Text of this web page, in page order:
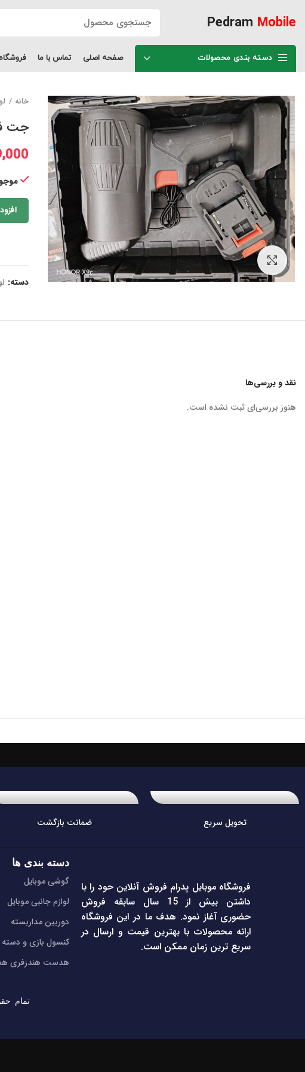
Pedram Mobile
دسته بندی محصولات صفحه اصلی تماس با ما فروشگاه
برای بزرگنمایی کلیک کنید
خانه
جت فن شارژی
دسته:
نقد و بررسی‌ها
هنوز بررسی‌ای ثبت نشده است.
تحویل سریع ضمانت بازگشت
فروشگاه موبایل پدرام فروش آنلاین حود را با
داشتن بیش از 15 سال سابقه فروش
حضوری آغاز نمود. هدف ما در این فروشگاه
ارائه محصولات با بهترین قیمت و ارسال در
سریع ترین زمان ممکن است.
دسته بندی ها
گوشی موبایل
لوازم جانبی موبایل
دوربین مداربسته
کنسول بازی و دسته
هدست هندزفری
تمام